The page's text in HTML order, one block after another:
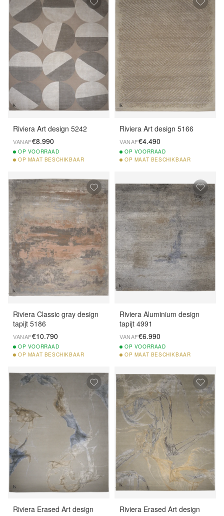
Riviera Art design 5242
VANAF€8.990
OP VOORRAAD
OP MAAT BESCHIKBAAR
Riviera Art design 5166
VANAF€4.490
OP VOORRAAD
OP MAAT BESCHIKBAAR
Riviera Classic gray design
tapijt 5186
VANAF€10.790
OP VOORRAAD
OP MAAT BESCHIKBAAR
Riviera Aluminium design
tapijt 4991
VANAF€6.990
OP VOORRAAD
OP MAAT BESCHIKBAAR
Riviera Erased Art design
Riviera Erased Art design